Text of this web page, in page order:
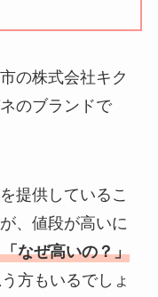
？3つの理由と
ミ・評判を紹
理由と安く買
サンドルドゥ
なぜ高い？な
の株式会社キク
のブランドで
提供しているこ
、値段が高いに
「なぜ高いの？」
方もいるでしょ